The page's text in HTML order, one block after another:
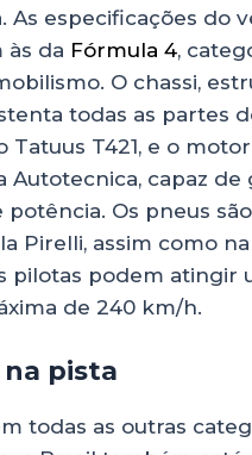
As especificações do
às da Fórmula 4,
O chassi,
todas as partes
Tatuus T421, e o
Autotecnica, capaz de
potência. Os pneus são
Pirelli, assim como na
pilotas podem atingir
de 240 km/h.
na pista
todas as outras